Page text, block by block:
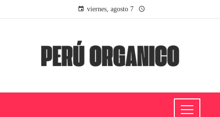
viernes, agosto 7